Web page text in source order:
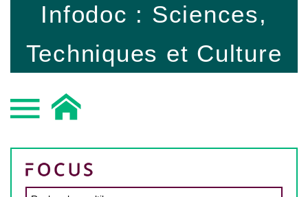
Infodoc : Sciences,
Techniques et Culture